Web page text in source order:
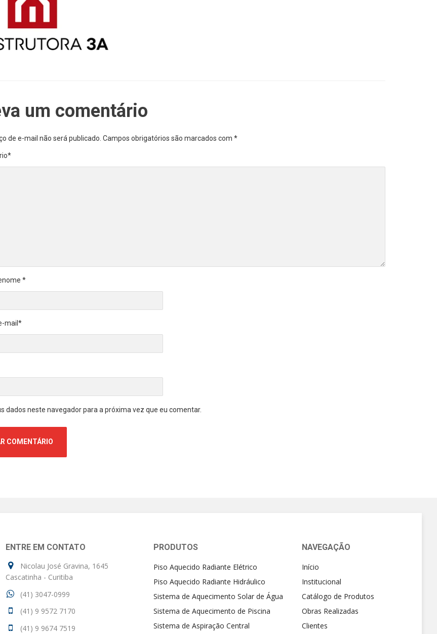
um comentário
de e-mail não será publicado. Campos obrigatórios são marcados com *
*
*
mail *
dados neste navegador para a próxima vez que eu comentar.
ENTRE EM CONTATO
Nicolau José Gravina, 1645
Cascatinha - Curitiba
(41) 3047-0999
(41) 9 9572 7170
(41) 9 9674 7519
PRODUTOS
Piso Aquecido Radiante Elétrico
Piso Aquecido Radiante Hidráulico
Sistema de Aquecimento Solar de Água
Sistema de Aquecimento de Piscina
Sistema de Aspiração Central
NAVEGAÇÃO
Início
Institucional
Catálogo de Produtos
Obras Realizadas
Clientes